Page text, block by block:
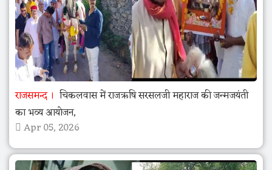
राजसमन्द
चिकलवास में राजऋषि सरसलजी महाराज की जन्मजयंती
का भव्य आयोजन,
Apr 05, 2026